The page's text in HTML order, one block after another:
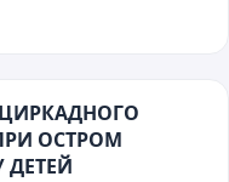
ОСТРОМ